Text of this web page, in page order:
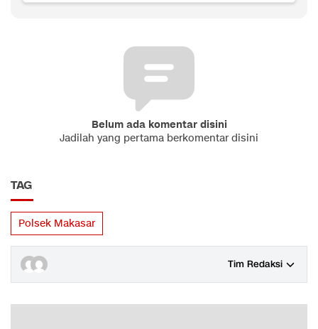
Belum ada komentar disini
Jadilah yang pertama berkomentar disini
TAG
Polsek Makasar
Tim Redaksi